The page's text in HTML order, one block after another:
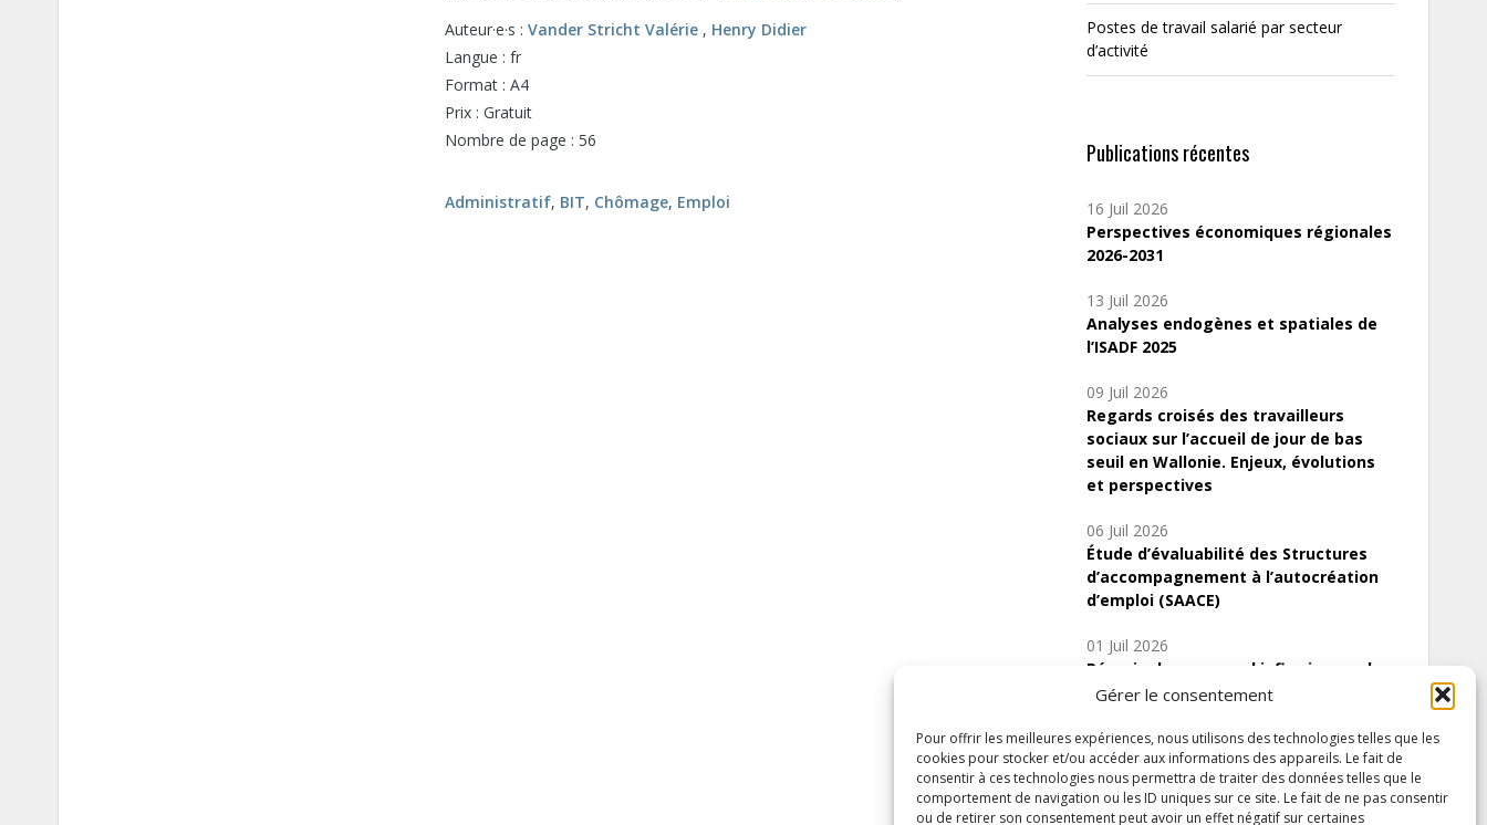
Gérer le consentement
Pour offrir les meilleures expériences, nous utilisons des technologies telles que les
cookies pour stocker et/ou accéder aux informations des appareils. Le fait de
consentir à ces technologies nous permettra de traiter des données telles que le
comportement de navigation ou les ID uniques sur ce site. Le fait de ne pas consentir
ou de retirer son consentement peut avoir un effet négatif sur certaines
Auteur·e·s :Vander Stricht Valérie , Henry Didier
Langue : fr
Format : A4
Prix : Gratuit
Nombre de page : 56
Administratif, BIT, Chômage, Emploi
Postes de travail salarié par secteur
d’activité
Publications récentes
16 Juil 2026
Perspectives économiques régionales
2026-2031
13 Juil 2026
Analyses endogènes et spatiales de
l’ISADF 2025
09 Juil 2026
Regards croisés des travailleurs
sociaux sur l’accueil de jour de bas
seuil en Wallonie. Enjeux, évolutions
et perspectives
06 Juil 2026
Étude d’évaluabilité des Structures
d’accompagnement à l’autocréation
d’emploi (SAACE)
01 Juil 2026
Pénurie du personnel infirmier :quels
indicateurs d’offre de soins pour
Inscrivez-vous à notre newsletter